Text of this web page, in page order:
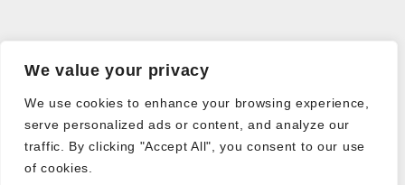
We value your privacy
We use cookies to enhance your browsing experience,
serve personalized ads or content, and analyze our
traffic. By clicking "Accept All", you consent to our use
of cookies.